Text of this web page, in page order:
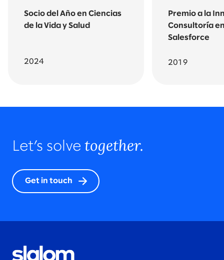
Socio del Año en Ciencias
de la Vida y Salud
2024
Premio a la
Consultoría
Salesforce
2019
Let’s solve together.
Get in touch